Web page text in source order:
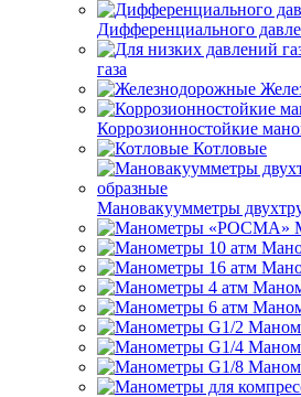
Дифференциального
газа
Коррозионностойкие
Котловые
Мановакуумметры